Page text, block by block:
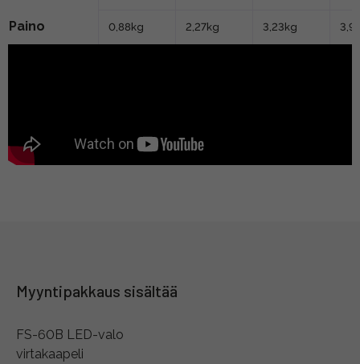
Paino 0,88kg 2,27kg 3,23kg
Myyntipakkaus sisältää
FS-60B LED-valo
virtakaapeli